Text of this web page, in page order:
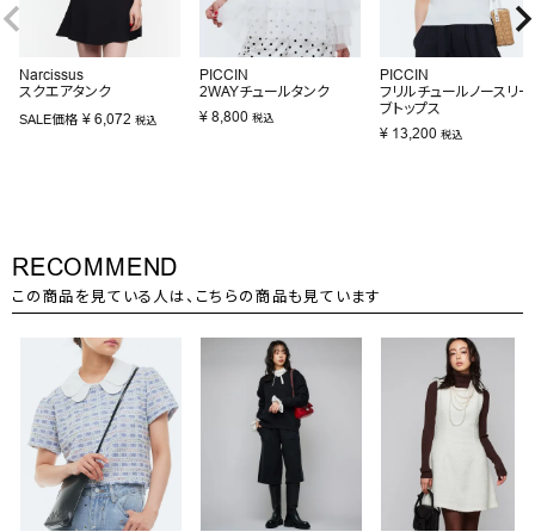
Narcissus
スクエアタンク
SALE価格 ¥ 6,072 税込
PICCIN
2WAYチュールタンク
¥ 8,800 税込
PICCIN
フリルチュールノースリー
ブトップス
¥ 13,200 税込
RECOMMEND
この商品を見ている人は、こちらの商品も見ています